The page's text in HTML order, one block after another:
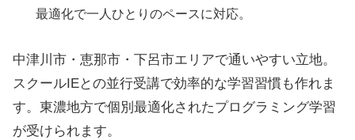
最適化で一人ひとりのペースに対応。
中津川市・恵那市・下呂市エリアで通いやすい立地。
スクールIEとの並行受講で効率的な学習習慣も作れま
す。東濃地方で個別最適化されたプログラミング学習
が受けられます。